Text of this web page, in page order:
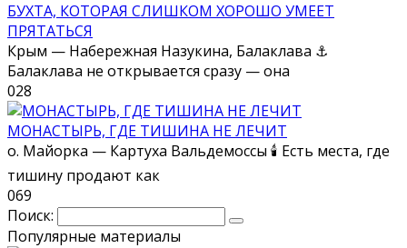
БУХТА, КОТОРАЯ СЛИШКОМ ХОРОШО УМЕЕТ
ПРЯТАТЬСЯ
Крым — Набережная Назукина, Балаклава ⚓
Балаклава не открывается сразу — она
028
МОНАСТЫРЬ, ГДЕ ТИШИНА НЕ ЛЕЧИТ
о. Майорка — Картуха Вальдемоссы 🕯 Есть места, где
тишину продают как
069
Поиск:
Популярные материалы